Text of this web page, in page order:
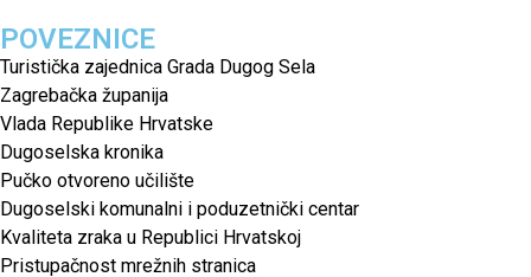
POVEZNICE
Turistička zajednica Grada Dugog Sela
Zagrebačka županija
Vlada Republike Hrvatske
Dugoselska kronika
Pučko otvoreno učilište
Dugoselski komunalni i poduzetnički centar
Kvaliteta zraka u Republici Hrvatskoj
Pristupačnost mrežnih stranica